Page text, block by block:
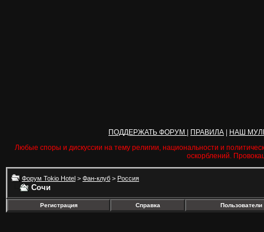
ПОДДЕРЖАТЬ ФОРУМ ПРАВИЛА
НАШ
Любые споры и дискуссии на тему религии, национальности и
оскорблений.
Форум Tokio Hotel > Фан-клуб > Россия
Сочи
Регистрация Справка Пользователи